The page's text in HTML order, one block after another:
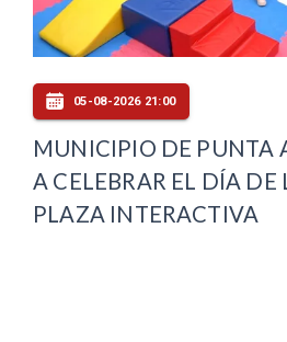
05-08-2026 21:00
MUNICIPIO DE PUNTA
A CELEBRAR EL DÍA
PLAZA INTERACTIVA